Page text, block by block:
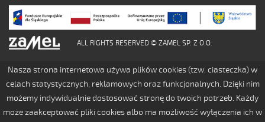
ALL RIGHTS RESERVED © ZAMEL SP. Z O.O.
Nasza strona internetowa używa plików cookies (tzw. ciasteczka) w
celach statystycznych, reklamowych oraz funkcjonalnych. Dzięki nim
możemy indywidualnie dostosować stronę do twoich potrzeb. Każdy
może zaakceptować pliki cookies albo ma możliwość wyłączenia ich w